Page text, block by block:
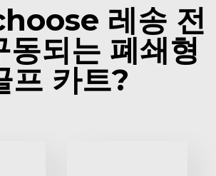
레송 전
동되는 폐쇄형
프 카트?